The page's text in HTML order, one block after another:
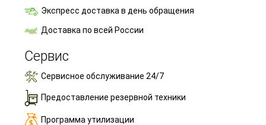
Экспресс доставка в день обращения
Доставка по всей России
Сервис
Сервисное обслуживание 24/7
Предоставление резервной техники
Программа утилизации